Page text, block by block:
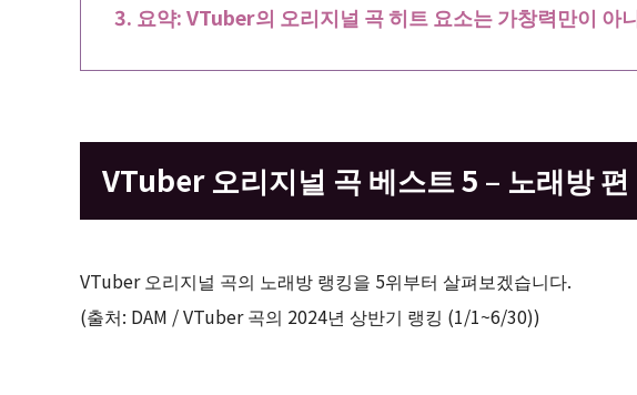
요약: VTuber의 오리지널 곡 히트 요소는 가창력만이 아
VTuber 오리지널 곡 베스트 5 – 노래방
VTuber 오리지널 곡의 노래방 랭킹을 5위부터 살펴보겠습니다.
(출처: DAM / VTuber 곡의 2024년 상반기 랭킹 (1/1~6/30))